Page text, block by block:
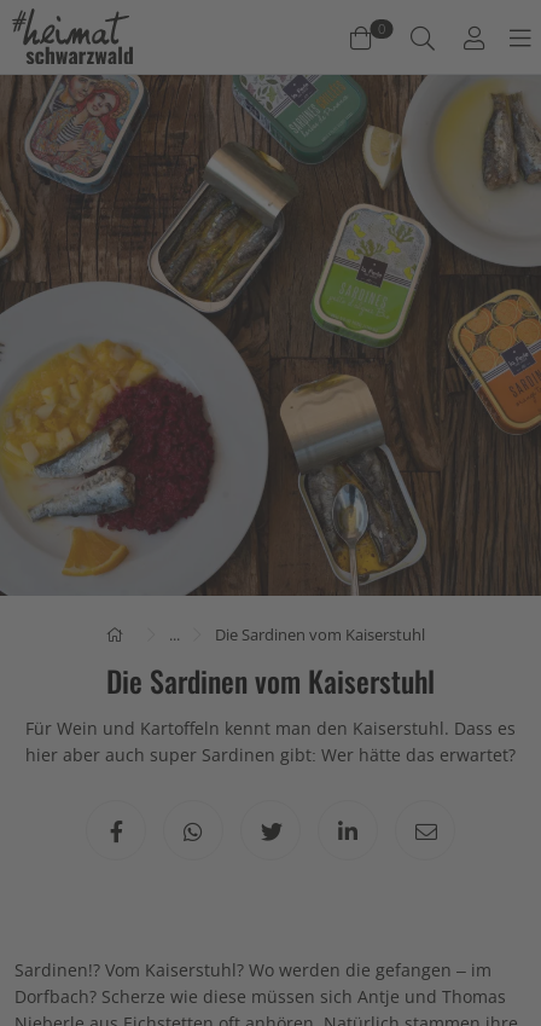
0
Warenkorb
Es befinden sich keine Produkte im Warenkorb.
Jetzt einkaufen
... Die Sardinen vom Kaiserstuhl
Die Sardinen vom Kaiserstuhl
Für Wein und Kartoffeln kennt man den Kaiserstuhl. Dass es
hier aber auch super Sardinen gibt: Wer hätte das erwartet?
Sardinen!? Vom Kaiserstuhl? Wo werden die gefangen – im
Dorfbach? Scherze wie diese müssen sich Antje und Thomas